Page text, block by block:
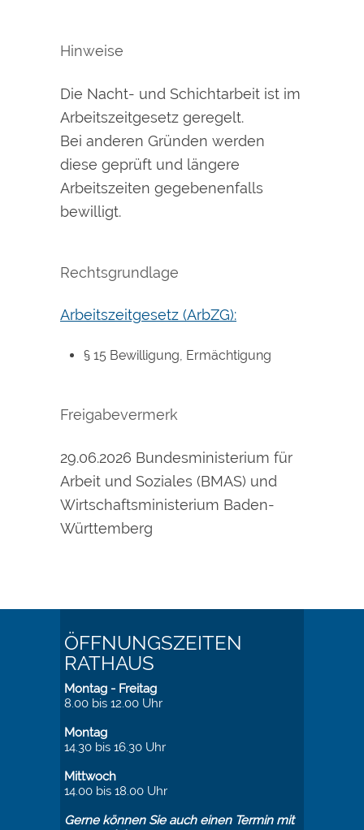
Hinweise
Die Nacht- und Schichtarbeit ist im
Arbeitszeitgesetz geregelt.
Bei anderen Gründen werden
diese geprüft und längere
Arbeitszeiten gegebenenfalls
bewilligt.
Rechtsgrundlage
Arbeitszeitgesetz (ArbZG):
§ 15 Bewilligung, Ermächtigung
Freigabevermerk
29.06.2026 Bundesministerium für
Arbeit und Soziales (BMAS) und
Wirtschaftsministerium Baden-
Württemberg
ÖFFNUNGSZEITEN
RATHAUS
Montag - Freitag
8.00 bis 12.00 Uhr
Montag
14.30 bis 16.30 Uhr
Mittwoch
14.00 bis 18.00 Uhr
Gerne können Sie auch einen Termin mit